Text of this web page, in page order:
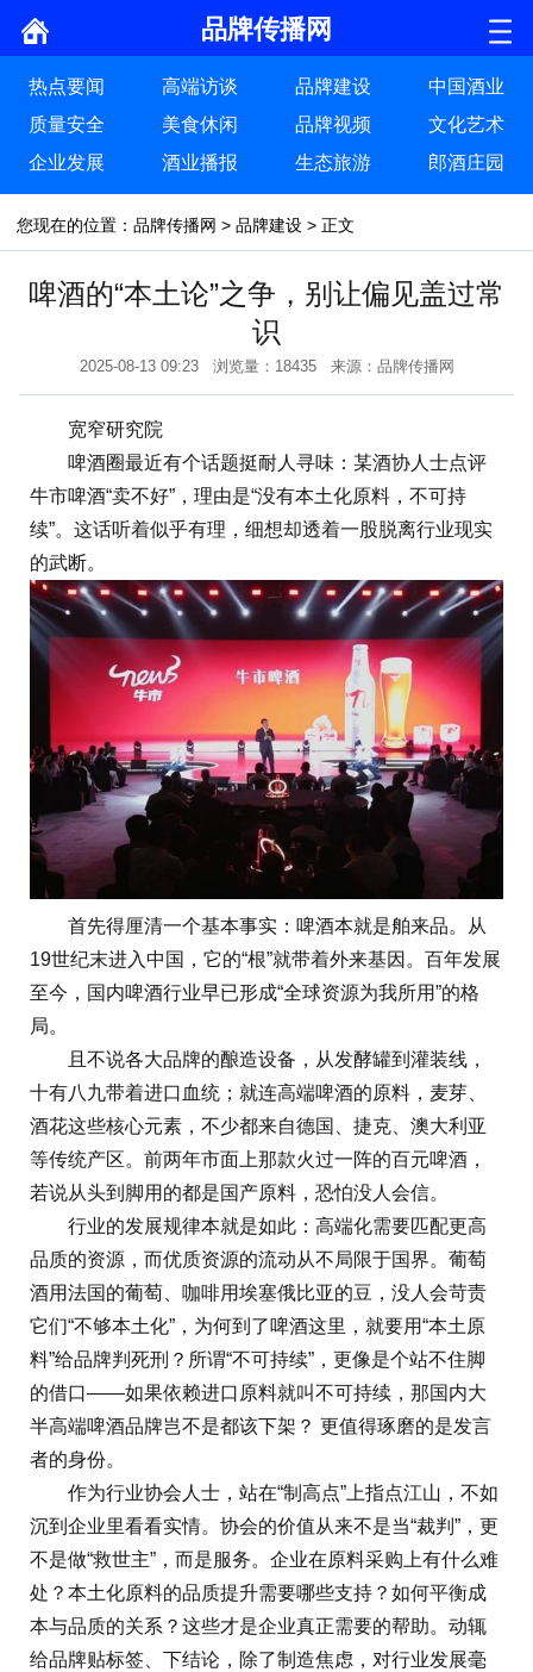
品牌传播网
热点要闻 高端访谈 品牌建设
中国酒业
质量安全
美食休闲 品牌视频
文化艺术
企业发展
酒业播报 生态旅游 郎酒庄园
您现在的位置： 品牌传播网 > 品牌建设 > 正文
啤酒的“本土论”之争，别让偏见盖过常
识
2025-08-13 09:23 浏览量：18435 来源：品牌传播网
宽窄研究院
啤酒圈最近有个话题挺耐人寻味：某酒协人士点评
牛市啤酒“卖不好”，理由是“没有本土化原料，不可持
续”。这话听着似乎有理，细想却透着一股脱离行业现实
的武断。
首先得厘清一个基本事实：啤酒本就是舶来品。从
19世纪末进入中国，它的“根”就带着外来基因。百年发展
至今，国内啤酒行业早已形成“全球资源为我所用”的格
局。
且不说各大品牌的酿造设备，从发酵罐到灌装线，
十有八九带着进口血统；就连高端啤酒的原料，麦芽、
酒花这些核心元素，不少都来自德国、捷克、澳大利亚
等传统产区。前两年市面上那款火过一阵的百元啤酒，
若说从头到脚用的都是国产原料，恐怕没人会信。
行业的发展规律本就是如此：高端化需要匹配更高
品质的资源，而优质资源的流动从不局限于国界。葡萄
酒用法国的葡萄、咖啡用埃塞俄比亚的豆，没人会苛责
它们“不够本土化”，为何到了啤酒这里，就要用“本土原
料”给品牌判死刑？所谓“不可持续”，更像是个站不住脚
的借口——如果依赖进口原料就叫不可持续，那国内大
半高端啤酒品牌岂不是都该下架？ 更值得琢磨的是发言
者的身份。
作为行业协会人士，站在“制高点”上指点江山，不如
沉到企业里看看实情。协会的价值从来不是当“裁判”，更
不是做“救世主”，而是服务。企业在原料采购上有什么难
处？本土化原料的品质提升需要哪些支持？如何平衡成
本与品质的关系？这些才是企业真正需要的帮助。动辄
给品牌贴标签、下结论，除了制造焦虑，对行业发展毫